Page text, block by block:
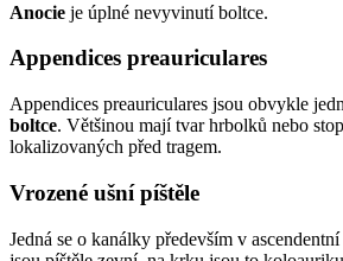
Anocie je úplné nevyvinutí boltce.
Appendices preauriculares
Appendices preauriculares jsou obvykle
boltce. Většinou mají tvar hrbolků nebo
lokalizovaných před tragem.
Vrozené ušní píštěle
Jedná se o kanálky především v